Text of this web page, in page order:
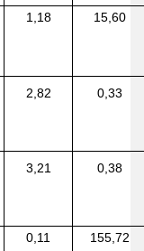
1,18 15,60
2,82 0,33
3,21 0,38
0,11 155,72